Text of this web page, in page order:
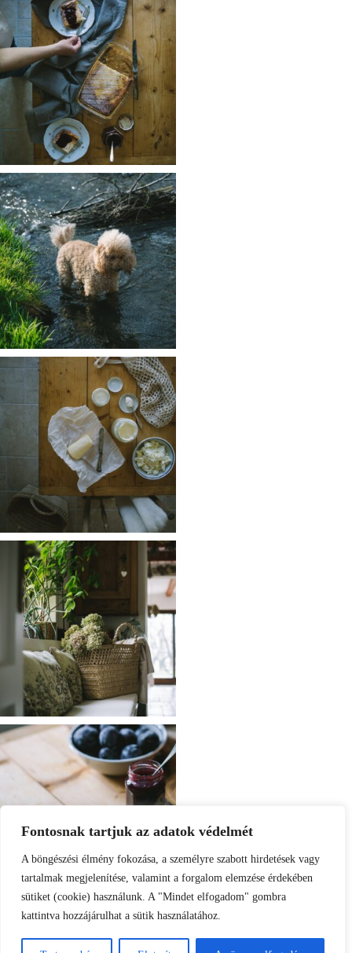
Fontosnak tartjuk az adatok védelmét
A böngészési élmény fokozása, a személyre szabott hirdetések vagy
tartalmak megjelenítése, valamint a forgalom elemzése érdekében
sütiket (cookie) használunk. A "Mindet elfogadom" gombra
kattintva hozzájárulhat a sütik használatához.